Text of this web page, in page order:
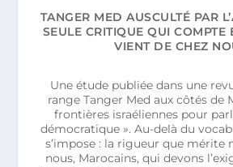
TANGER MED AUSCULTÉ PAR
SEULE CRITIQUE QUI COMPTE
VIENT DE CHEZ
Une étude publiée dans une
range Tanger Med aux côtés de
frontières israéliennes pour
démocratique ». Au-delà du
s’impose : la rigueur que mérite
nous, Marocains, qui devons